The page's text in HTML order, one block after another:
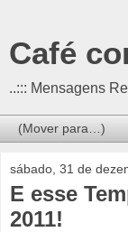
Café
..::: Mensagens
sábado, 31 de
E esse
2011!